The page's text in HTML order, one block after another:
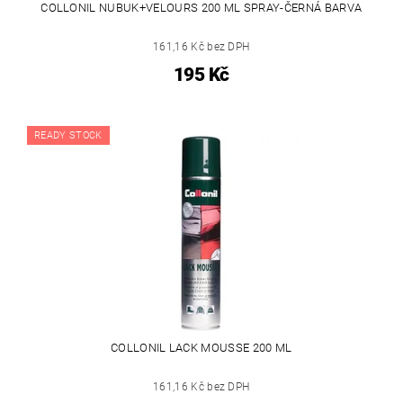
COLLONIL NUBUK+VELOURS 200 ML SPRAY-ČERNÁ BARVA
161,16 Kč bez DPH
195 Kč
READY STOCK
COLLONIL LACK MOUSSE 200 ML
161,16 Kč bez DPH